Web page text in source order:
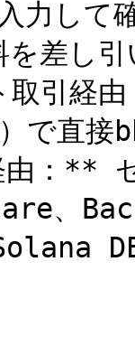
力して
を差し
引経
）で直
：**
、